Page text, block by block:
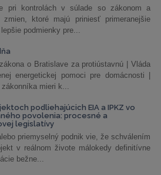
pri kontrolách v súlade so zákonom a
zmien, ktoré majú priniesť primeranejšie
podmienky pre...
o Bratislave za protiústavnú | Vláda
energetickej pomoci pre domácnosti |
mieri k...
podliehajúcich EIA a IPKZ vo
povolenia: procesné a
legislatívy
priemyselný podnik vie, že schválením
v reálnom živote málokedy definitívne
bežne...